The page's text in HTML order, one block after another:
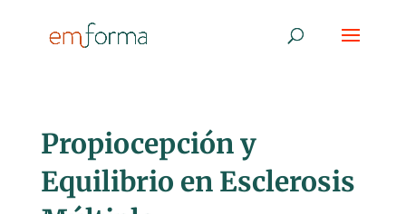
Propiocepción y
Equilibrio en Esclerosis